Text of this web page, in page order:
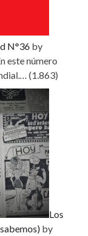
N°36 by
este número
(1.863)
Los
by